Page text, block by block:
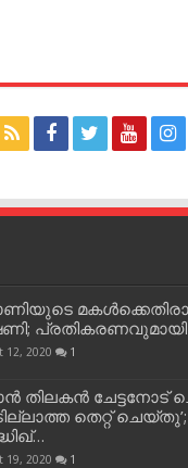
12, 2020 1
തിലകന്‍ ചേട്ടനോട്
തെറ്റ്
19, 2020 1